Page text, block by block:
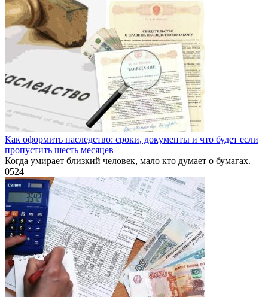
Как оформить наследство: сроки, документы и что будет если
пропустить шесть месяцев
Когда умирает близкий человек, мало кто думает о бумагах.
0524